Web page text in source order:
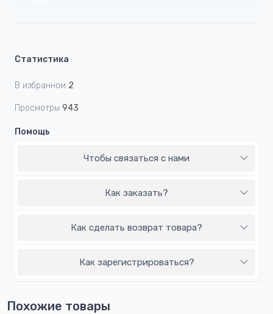
Статистика
В избранном 2
Просмотры 943
Помощь
Чтобы связаться с нами
Как заказать?
Как сделать возврат товара?
Как зарегистрироваться?
Похожие товары